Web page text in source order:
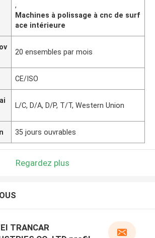
,
Machines à polissage à cnc de surf
ace intérieure
20 ensembles par mois
CE/ISO
L/C, D/A, D/P, T/T, Western Union
35 jours ouvrables
Regardez plus
TRANCAR